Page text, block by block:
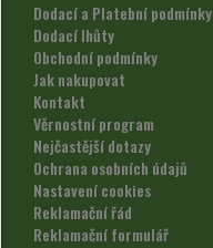
Dodací a Platební podmínky
Dodací lhůty
Obchodní podmínky
Jak nakupovat
Kontakt
Věrnostní program
Nejčastější dotazy
Ochrana osobních údajů
Nastavení cookies
Reklamační řád
Reklamační formulář